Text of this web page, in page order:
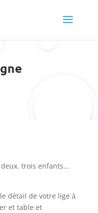
trois enfants...
détail de votre lige à
et table et